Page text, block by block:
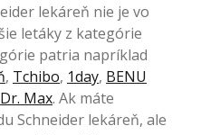
lekáreň nie je vo
letáky z kategórie
patria napríklad
, Tchibo, 1day, BENU
Dr. Max. Ak máte
Schneider lekáreň, ale